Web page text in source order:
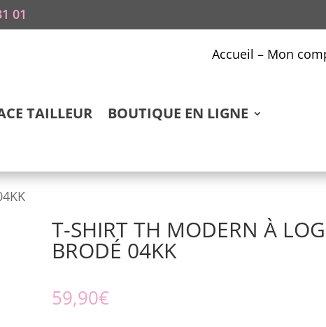
01
Accueil – Mon
TAILLEUR BOUTIQUE EN LIGNE
T-SHIRT TH MODERN À
BRODÉ 04KK
59,90€